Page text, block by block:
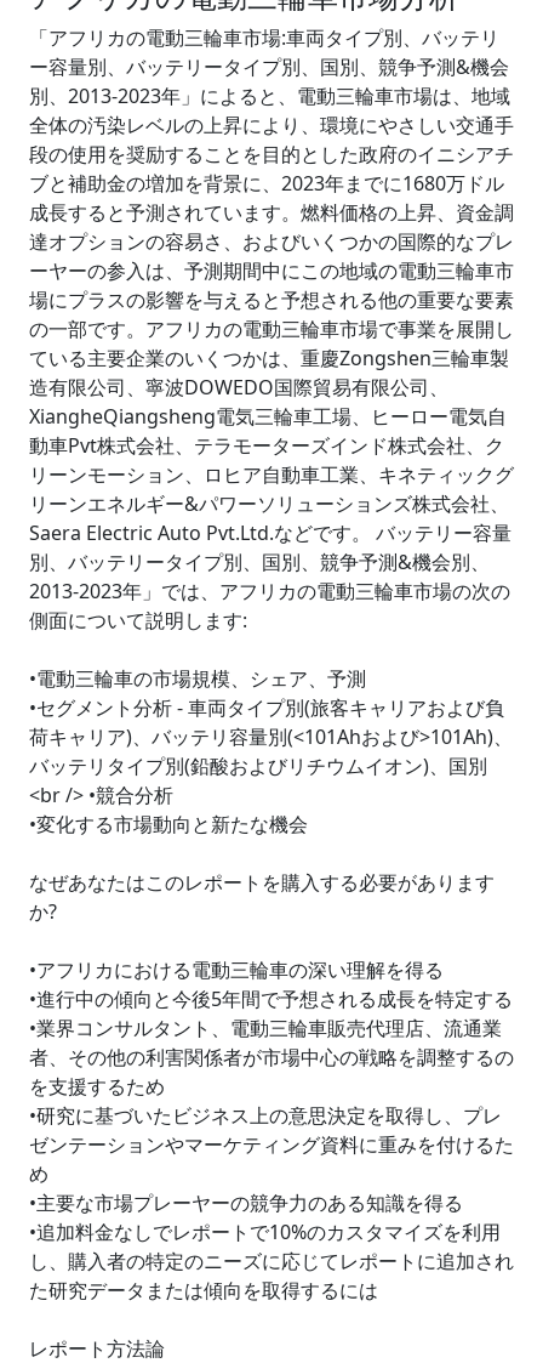
「アフリカの電動三輪車市場:車両タイプ別、バッテリ
ー容量別、バッテリータイプ別、国別、競争予測&機会
別、2013-2023年」によると、電動三輪車市場は、地域
全体の汚染レベルの上昇により、環境にやさしい交通手
段の使用を奨励することを目的とした政府のイニシアチ
ブと補助金の増加を背景に、2023年までに1680万ドル
成長すると予測されています。燃料価格の上昇、資金調
達オプションの容易さ、およびいくつかの国際的なプレ
ーヤーの参入は、予測期間中にこの地域の電動三輪車市
場にプラスの影響を与えると予想される他の重要な要素
の一部です。アフリカの電動三輪車市場で事業を展開し
ている主要企業のいくつかは、重慶Zongshen三輪車製
造有限公司、寧波DOWEDO国際貿易有限公司、
XiangheQiangsheng電気三輪車工場、ヒーロー電気自
動車Pvt株式会社、テラモーターズインド株式会社、ク
リーンモーション、ロヒア自動車工業、キネティックグ
リーンエネルギー&パワーソリューションズ株式会社、
Saera Electric Auto Pvt.Ltd.などです。 バッテリー容量
別、バッテリータイプ別、国別、競争予測&機会別、
2013-2023年」では、アフリカの電動三輪車市場の次の
側面について説明します:
•電動三輪車の市場規模、シェア、予測
•セグメント分析 - 車両タイプ別(旅客キャリアおよび負
荷キャリア)、バッテリ容量別(<101Ahおよび>101Ah)、
バッテリタイプ別(鉛酸およびリチウムイオン)、国別
<br /> •競合分析
•変化する市場動向と新たな機会
なぜあなたはこのレポートを購入する必要があります
か?
•アフリカにおける電動三輪車の深い理解を得る
•進行中の傾向と今後5年間で予想される成長を特定する
•業界コンサルタント、電動三輪車販売代理店、流通業
者、その他の利害関係者が市場中心の戦略を調整するの
を支援するため
•研究に基づいたビジネス上の意思決定を取得し、プレ
ゼンテーションやマーケティング資料に重みを付けるた
め
•主要な市場プレーヤーの競争力のある知識を得る
•追加料金なしでレポートで10%のカスタマイズを利用
し、購入者の特定のニーズに応じてレポートに追加され
た研究データまたは傾向を取得するには
レポート方法論